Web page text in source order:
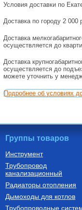
Условия доставки по
Доставка по городу 2 000
Доставка
осуществляется до
Доставка
осуществляется до
можете уточнить у
Подробнее об условиях
Группы товаров
Инструмент
Трубопровод
канализационный
Радиаторы отопления
Дымоходы для котлов
Трубопроводные